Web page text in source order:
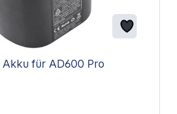
Godox WB26 Akku für AD600 Pro